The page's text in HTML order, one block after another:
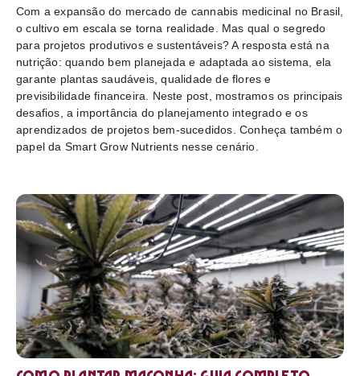
Com a expansão do mercado de cannabis medicinal no Brasil,
o cultivo em escala se torna realidade. Mas qual o segredo
para projetos produtivos e sustentáveis? A resposta está na
nutrição: quando bem planejada e adaptada ao sistema, ela
garante plantas saudáveis, qualidade de flores e
previsibilidade financeira. Neste post, mostramos os principais
desafios, a importância do planejamento integrado e os
aprendizados de projetos bem-sucedidos. Conheça também o
papel da Smart Grow Nutrients nesse cenário.